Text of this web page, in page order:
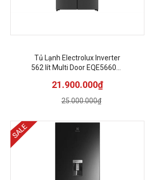
Tủ Lạnh Electrolux Inverter
562 lít Multi Door EQE5660A-
21.900.000₫
25.000.000₫